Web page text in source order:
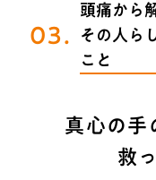
03.
頭痛から
その人ら
こと
真心の手
救